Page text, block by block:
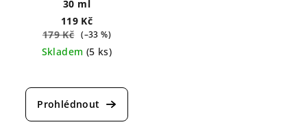
30 ml
119 Kč
179 Kč (–33 %)
Skladem (5 ks)
hodnocení
produktu